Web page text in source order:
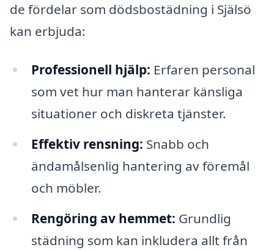
de fördelar som dödsbostädning i Själsö
kan erbjuda:
Professionell hjälp: Erfaren personal
som vet hur man hanterar känsliga
situationer och diskreta tjänster.
Effektiv rensning: Snabb och
ändamålsenlig hantering av föremål
och möbler.
Rengöring av hemmet: Grundlig
städning som kan inkludera allt från